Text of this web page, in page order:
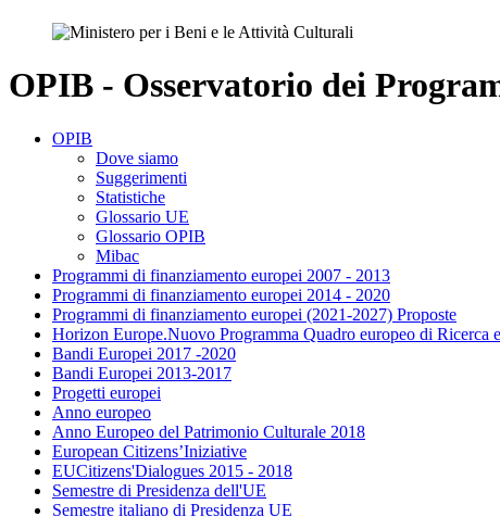
OPIB - Osservatorio dei
OPIB
Dove siamo
Suggerimenti
Statistiche
Glossario UE
Glossario OPIB
Mibac
Programmi di finanziamento europei 2007 - 2013
Programmi di finanziamento europei 2014 - 2020
Programmi di finanziamento europei (2021-2027) Proposte
Horizon Europe.Nuovo Programma Quadro europeo di Ricerca
Bandi Europei 2017 -2020
Bandi Europei 2013-2017
Progetti europei
Anno europeo
Anno Europeo del Patrimonio Culturale 2018
European Citizens’Iniziative
EUCitizens'Dialogues 2015 - 2018
Semestre di Presidenza dell'UE
Semestre italiano di Presidenza UE